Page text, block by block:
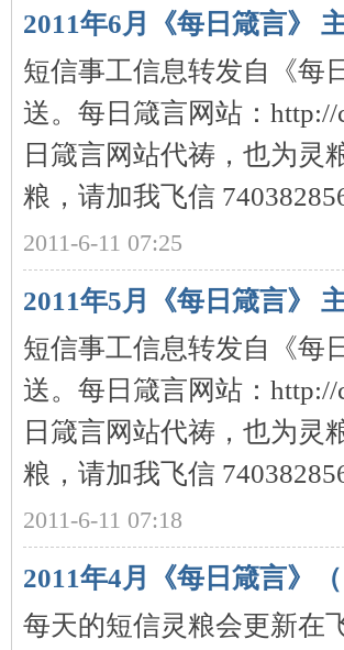
2011年6月《每日箴言》
短信事工信息转发自《每
送。每日箴言网站：http://
日箴言网站代祷，也为灵
粮，请加我飞信
2011-6-11 07:25
2011年5月《每日箴言》
短信事工信息转发自《每
送。每日箴言网站：http://
日箴言网站代祷，也为灵
粮，请加我飞信
2011-6-11 07:18
2011年4月《每日箴言》
每天的短信灵粮会更新在